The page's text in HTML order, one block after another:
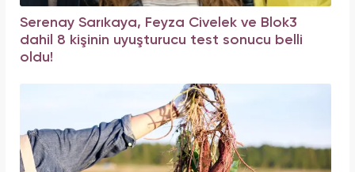
Serenay Sarıkaya, Feyza Civelek ve Blok3
dahil 8 kişinin uyuşturucu test sonucu belli
oldu!